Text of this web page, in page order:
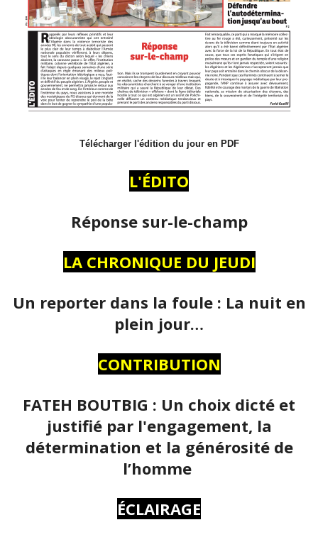
Télécharger l'édition du jour en PDF
L'ÉDITO
Réponse sur-le-champ
LA CHRONIQUE DU JEUDI
Un reporter dans la foule : La nuit en
plein jour…
CONTRIBUTION
FATEH BOUTBIG : Un choix dicté et
justifié par l'engagement, la
détermination et la générosité de
l’homme
ÉCLAIRAGE